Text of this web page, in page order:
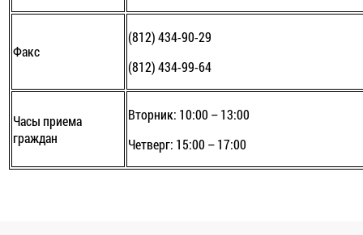
Факс
(812) 434-90-29
(812) 434-99-64
Часы приема
граждан
Вторник: 10:00 – 13:00
Четверг: 15:00 – 17:00